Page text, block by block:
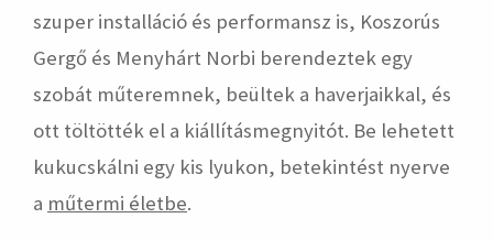
szuper installáció és performansz is, Koszorús
Gergő és Menyhárt Norbi berendeztek egy
szobát műteremnek, beültek a haverjaikkal, és
ott töltötték el a kiállításmegnyitót. Be lehetett
kukucskálni egy kis lyukon, betekintést nyerve
a műtermi életbe.